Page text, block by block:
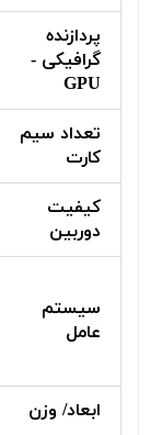
پردازنده
گرافیکی -
GPU
تعداد سیم
کارت
کیفیت
دوربین
سیستم
عامل
ابعاد/ وزن